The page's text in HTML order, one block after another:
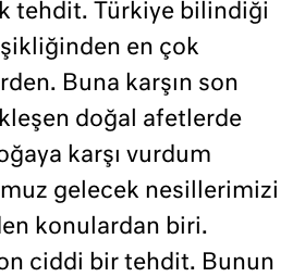
tehdit. Türkiye bilindiği
en çok
Buna karşın son
doğal afetlerde
karşı vurdum
gelecek nesillerimizi
konulardan biri.
ciddi bir tehdit. Bunun